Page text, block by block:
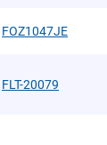
FOZ1047JE
FLT-20079